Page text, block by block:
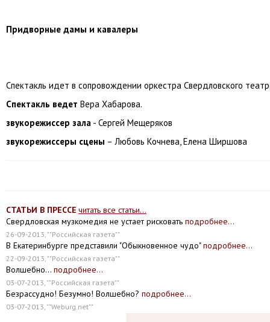
Придворные дамы и кавалеры
Спектакль идет в сопровождении оркестра Свердловского
Спектакль ведет Вера Хабарова.
звукорежиссер зала - Сергей Мещеряков
звукорежиссеры сцены – Любовь Кочнева, Елена Ширшова
СТАТЬИ В ПРЕССЕ читать все статьи...
Свердловская музкомедия не устает рисковать подробнее...
26-09-2013, ""Российская газета""
В Екатеринбурге представили "Обыкновенное чудо"подробнее...
22-09-2013, ""Российская газета""
Волшебно... подробнее...
03-07-2013, ""Российская газета""
Безрассудно! Безумно! Волшебно? подробнее...
03-07-2013, ""Weburg.net""